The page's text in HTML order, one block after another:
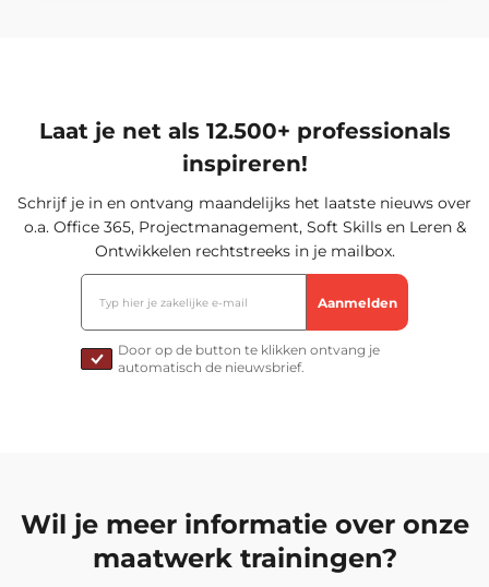
Laat je net als 12.500+ professionals
inspireren!
Schrijf je in en ontvang maandelijks het laatste nieuws over
o.a. Office 365, Projectmanagement, Soft Skills en Leren &
Ontwikkelen rechtstreeks in je mailbox.
Door op de button te klikken ontvang je
automatisch de nieuwsbrief.
Wil je meer informatie over onze
maatwerk trainingen?